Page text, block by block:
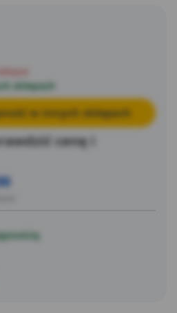
płynnym. Znaczenie ma także
sklepach
w innych sklepach
cenę i